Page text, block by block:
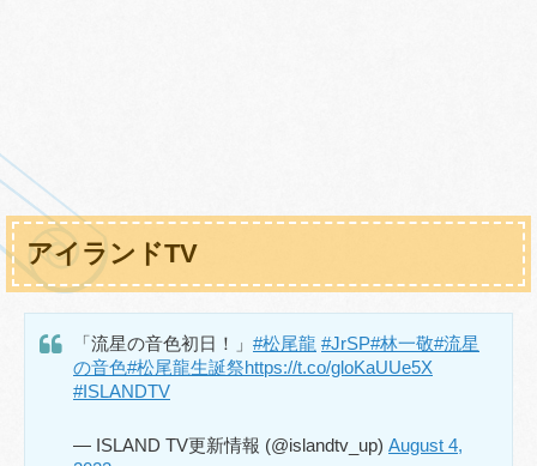
アイランドTV
「流星の音色初日！」 #松尾龍 #JrSP#林一敬#流星
の音色#松尾龍生誕祭https://t.co/gloKaUUe5X
#ISLANDTV
— ISLAND TV更新情報 (@islandtv_up) August 4,